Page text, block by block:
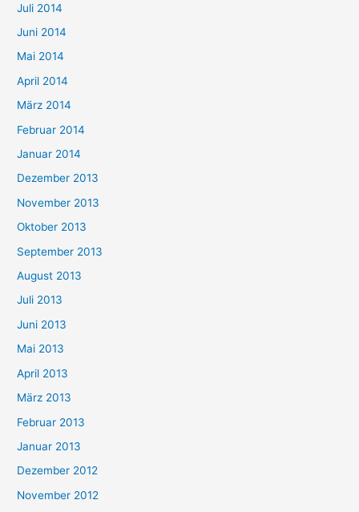
Juli 2014
Juni 2014
Mai 2014
April 2014
März 2014
Februar 2014
Januar 2014
Dezember 2013
November 2013
Oktober 2013
September 2013
August 2013
Juli 2013
Juni 2013
Mai 2013
April 2013
März 2013
Februar 2013
Januar 2013
Dezember 2012
November 2012